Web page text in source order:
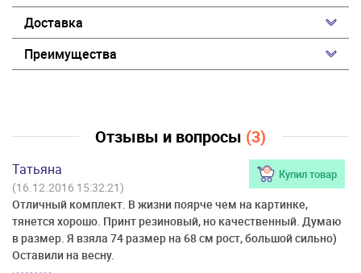
Леггинсы:
* яркая принтованная ткань
* модель на эластичном поясе (внутренняя резинка)
* низ брючин декорирован бантиком
Доставка
Преимущества
Отзывы и вопросы (3)
Татьяна Купил товар
(16.12.2016 15:32:21)
Отличный комплект. В жизни поярче чем на картинке,
тянется хорошо. Принт резиновый, но качественный. Думаю
в размер. Я взяла 74 размер на 68 см рост, большой сильно)
Оставили на весну.